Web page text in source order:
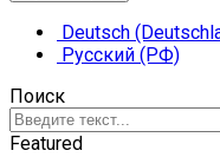
Deutsch
Русский (РФ)
Поиск
Featured